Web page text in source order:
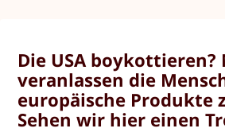
Die USA boykottieren?
veranlassen die
europäische Produkte
Sehen wir hier einen